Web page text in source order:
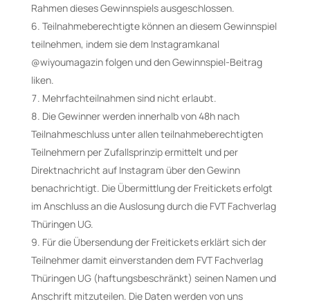
Rahmen dieses Gewinnspiels ausgeschlossen.
Teilnahmeberechtigte können an diesem Gewinnspiel
teilnehmen, indem sie dem Instagramkanal
@wiyoumagazin folgen und den Gewinnspiel-Beitrag
liken.
Mehrfachteilnahmen sind nicht erlaubt.
Die Gewinner werden innerhalb von 48h nach
Teilnahmeschluss unter allen teilnahmeberechtigten
Teilnehmern per Zufallsprinzip ermittelt und per
Direktnachricht auf Instagram über den Gewinn
benachrichtigt. Die Übermittlung der Freitickets erfolgt
im Anschluss an die Auslosung durch die FVT Fachverlag
Thüringen UG.
Für die Übersendung der Freitickets erklärt sich der
Teilnehmer damit einverstanden dem FVT Fachverlag
Thüringen UG (haftungsbeschränkt) seinen Namen und
Anschrift mitzuteilen. Die Daten werden von uns